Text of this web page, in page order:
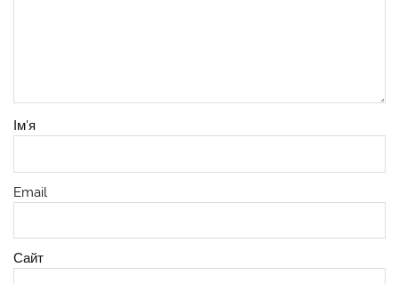
Ім'я
Email
Сайт